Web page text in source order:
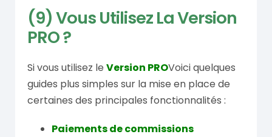
(9) Vous Utilisez La Version
PRO ?
Si vous utilisez le Version PROVoici quelques
guides plus simples sur la mise en place de
certaines des principales fonctionnalités :
Paiements de commissions